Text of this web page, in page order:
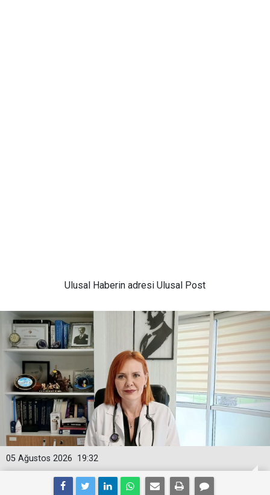
Ulusal Haberin adresi Ulusal Post
19:32
05 Ağustos 2026